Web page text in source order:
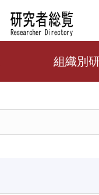
組織別